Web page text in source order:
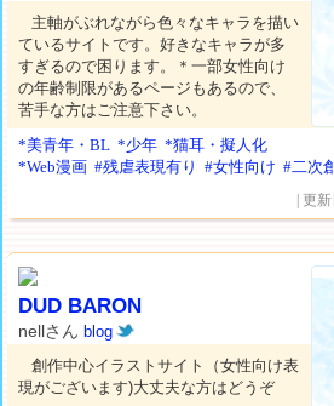
主軸がぶれながら色々なキャラを描い
ているサイトです。好きなキャラが多
すぎるので困ります。＊一部女性向け
の年齢制限があるページもあるので、
苦手な方はご注意下さい。
*美青年・BL *少年 *猫耳・擬人化
*Web漫画 #残虐表現有り #女性向け #二次
| 更
DUD BARON
nellさんblog
創作中心イラストサイト（女性向け表
現がございます)大丈夫な方はどうぞ